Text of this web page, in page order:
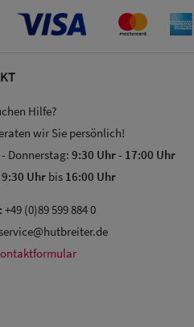
Hilfe?
wir Sie persönlich!
Donnerstag: 9:30 Uhr- 17:00 Uhr
9:30 Uhr bis 16:00 Uhr
+49 (0)89 599 884 0